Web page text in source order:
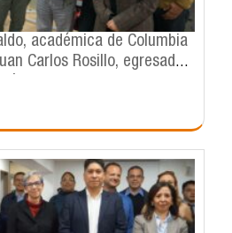
académica de Columbia
Carlos Rosillo, egresado
desarrollada en